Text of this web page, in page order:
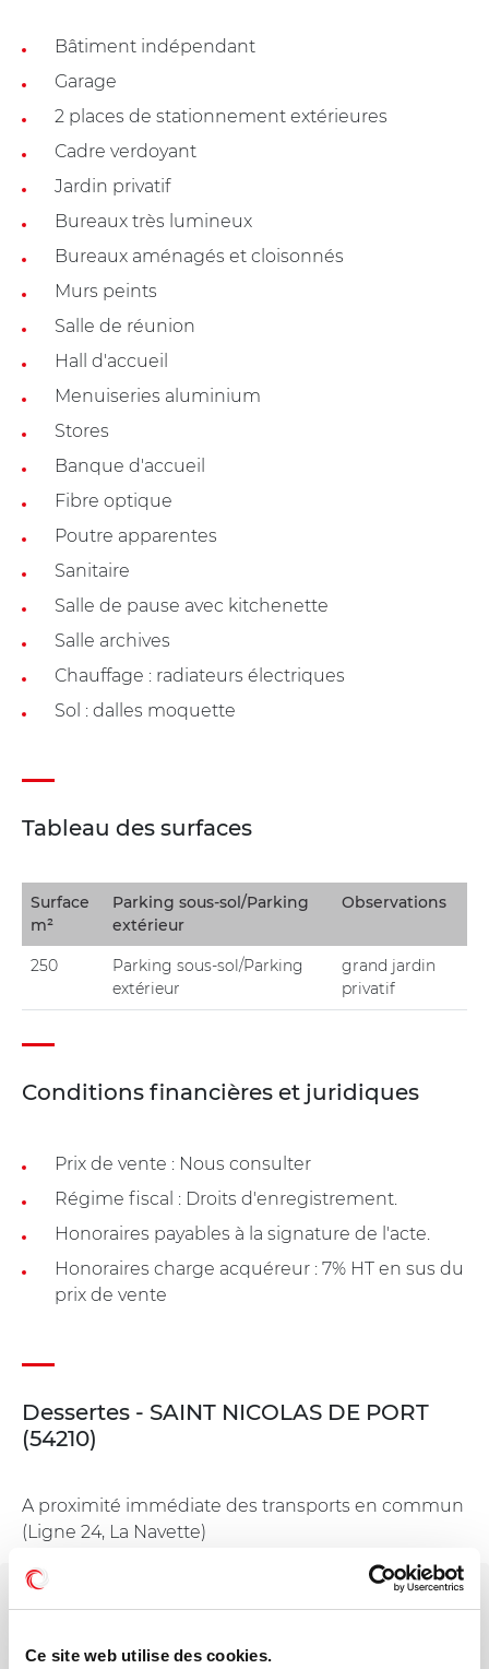
Ce site web utilise des cookies.
Bâtiment indépendant
Garage
2 places de stationnement extérieures
Cadre verdoyant
Jardin privatif
Bureaux très lumineux
Bureaux aménagés et cloisonnés
Murs peints
Salle de réunion
Hall d'accueil
Menuiseries aluminium
Stores
Banque d'accueil
Fibre optique
Poutre apparentes
Sanitaire
Salle de pause avec kitchenette
Salle archives
Chauffage : radiateurs électriques
Sol : dalles moquette
Tableau des surfaces
Surface
m²
Parking sous-sol/Parking
extérieur
Observations
250
Parking sous-sol/Parking
extérieur
grand jardin
privatif
Conditions financières et juridiques
Prix de vente : Nous consulter
Régime fiscal : Droits d'enregistrement.
Honoraires payables à la signature de l'acte.
Honoraires charge acquéreur : 7% HT en sus du
prix de vente
Dessertes - SAINT NICOLAS DE PORT
(54210)
A proximité immédiate des transports en commun
(Ligne 24, La Navette)
Votre interlocuteur dédié